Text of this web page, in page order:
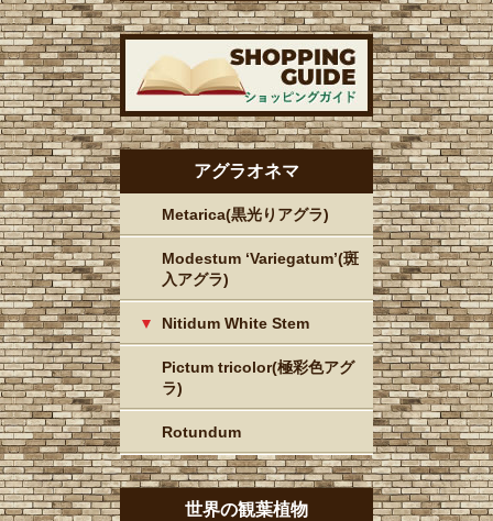
アグラオネマ
Metarica(黒光りアグラ)
Modestum ‘Variegatum’(斑
入アグラ)
Nitidum White Stem
Pictum tricolor(極彩色アグ
ラ)
Rotundum
世界の観葉植物